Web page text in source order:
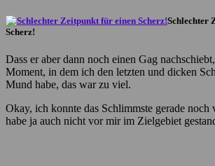
Schlechter
Scherz!
Dass er aber dann noch einen Gag
Moment, in dem ich den letzten und dicken
Mund habe, das war zu viel.
Okay, ich konnte das Schlimmste gerade noch
habe ja auch nicht vor mir im Zielgebiet